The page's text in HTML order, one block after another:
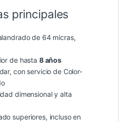
principales
de 64 micras,
de hasta 8 años
con servicio de Color-
dimensional y alta
superiores, incluso en